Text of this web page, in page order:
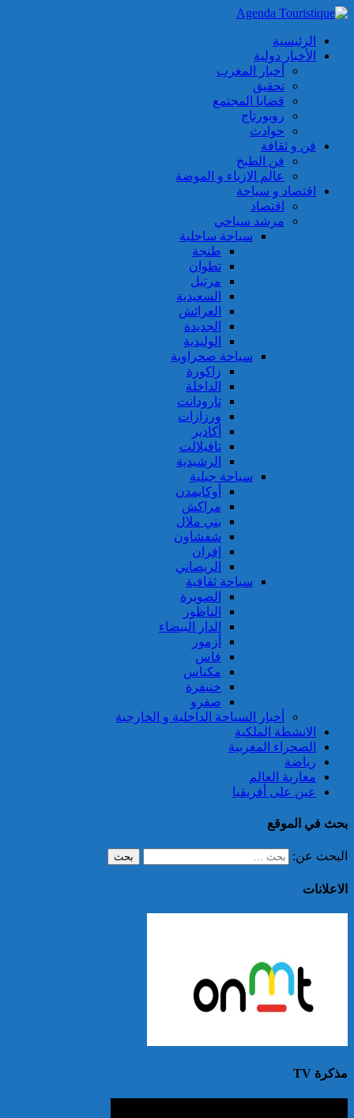
الرئيسية
الأخبار دولية
أخبار المغرب
تحقيق
قضايا المجتمع
روبورتاج
حوادث
فن و ثقافة
فن الطبخ
عالم الازياء و الموضة
اقتصاد و سياحة
اقتصاد
مرشد سياحي
سياحة ساحلية
طنجة
تطوان
مرتيل
السعيدية
العرائش
الجديدة
الوليدية
سياحة صحراوية
زاكورة
الداخلة
تارودانت
ورزازات
أكادير
تافيلالت
الرشيدية
سياحة جبلية
أوكايمدن
مراكش
بني ملال
شفشاون
إفران
الريصاني
سياحة ثقافية
الصويرة
الناظور
الدار البيضاء
أزمور
فاس
مكناس
خنيفرة
صفرو
أخبار السياحة الداخلية و الخارجية
الانشطة الملكية
الصحراء المغربية
رياضة
مغاربة العالم
عين على أفريقيا
بحث في الموقع
البحث عن:
الاعلانات
مذكرة TV